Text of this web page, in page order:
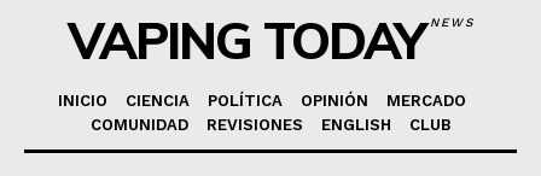
VAPING TODAYNEWS
INICIO CIENCIA POLÍTICA OPINIÓN
MERCADO
COMUNIDAD
REVISIONES ENGLISH CLUB